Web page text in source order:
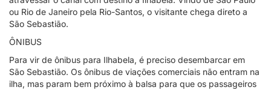
ou Rio de Janeiro pela Rio-Santos, o visitante chega direto a
São Sebastião.
ÔNIBUS
Para vir de ônibus para Ilhabela, é preciso desembarcar em
São Sebastião. Os ônibus de viações comerciais não entram na
ilha, mas param bem próximo à balsa para que os passageiros